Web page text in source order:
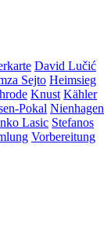
David Lučić
Sejto Heimsieg
Knust Kähler
Pokal Nienhagen
Lasic Stefanos
Vorbereitung